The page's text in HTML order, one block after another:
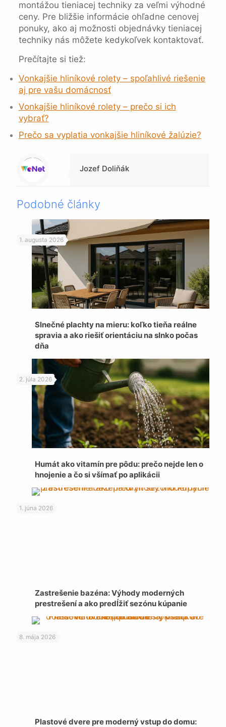
montážou tieniacej techniky za veľmi výhodné
ceny. Pre bližšie informácie ohľadne cenovej
ponuky, ako aj možnosti objednávky tieniacej
techniky nás môžete kedykoľvek kontaktovať.
Prečítajte si tiež:
Vonkajšie hliníkové rolety – spoľahlivé riešenie
aj pre vašu domácnosť
Vonkajšie hliníkové rolety – prečo si ich
vybrať?
Prečo sa vyplatia vonkajšie hliníkové žalúzie?
Warning
: Trying to access array offset on null in
/data/1/4/149a9a91-3acc-4306-8eec-62104a76cbc2/skica.online/web/wp-content/themes/betheme-child/includes/content-single.php
on line
286
Jozef Doliňák
Podobné články
1. augusta 2026
Slnečné plachty na mieru: koľko tieňa reálne
spravia a ako riešiť orientáciu na slnko počas
dňa
2. júla 2026
Humát ako vitamín pre pôdu: prečo nejde len o
hnojenie a čo si všímať po aplikácii
1. júna 2026
Zastrešenie bazéna: Výhody moderných
prestrešení a ako predĺžiť sezónu kúpanie
8. mája 2026
Plastové dvere pre moderný vstup do domu: